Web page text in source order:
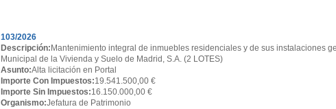
103/2026
Descripción: Mantenimiento integral de inmuebles residenciales y de sus instalaciones
Municipal de la Vivienda y Suelo de Madrid, S.A. (2 LOTES)
Asunto:Alta licitación en Portal
Importe Con Impuestos:19.541.500,00 €
Importe Sin Impuestos:16.150.000,00 €
Organismo:Jefatura de Patrimonio